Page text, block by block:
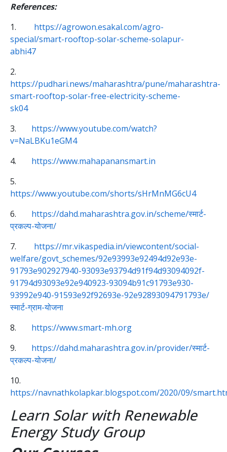
References:
1. https://agrowon.esakal.com/agro-
special/smart-rooftop-solar-scheme-solapur-
abhi47
2.
https://pudhari.news/maharashtra/pune/maharashtra-
smart-rooftop-solar-free-electricity-scheme-
sk04
3. https://www.youtube.com/watch?
v=NaLBKu1eGM4
4. https://www.mahapanansmart.in
5.
https://www.youtube.com/shorts/sHrMnMG6cU4
6. https://dahd.maharashtra.gov.in/scheme/स्मार्ट-
प्रकल्प-योजना/
7. https://mr.vikaspedia.in/viewcontent/social-
welfare/govt_schemes/92e93993e92494d92e93e-
91793e902927940-93093e93794d91f94d93094092f-
91794d93093e92e940923-93094b91c91793e930-
93992e940-91593e92f92693e-92e92893094791793e/
स्मार्ट-ग्राम-योजना
8. https://www.smart-mh.org
9. https://dahd.maharashtra.gov.in/provider/स्मार्ट-
प्रकल्प-योजना/
10.
https://navnathkolapkar.blogspot.com/2020/09/
Learn Solar with Renewable
Energy Study Group